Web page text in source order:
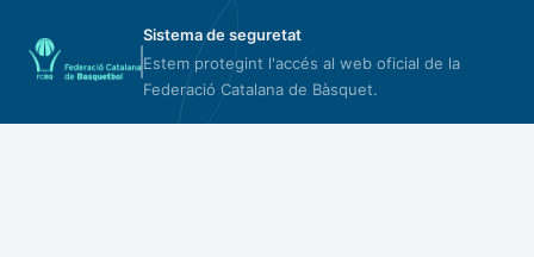
Sistema de seguretat
Estem protegint l'accés al web oficial de la
Federació Catalana de Bàsquet.